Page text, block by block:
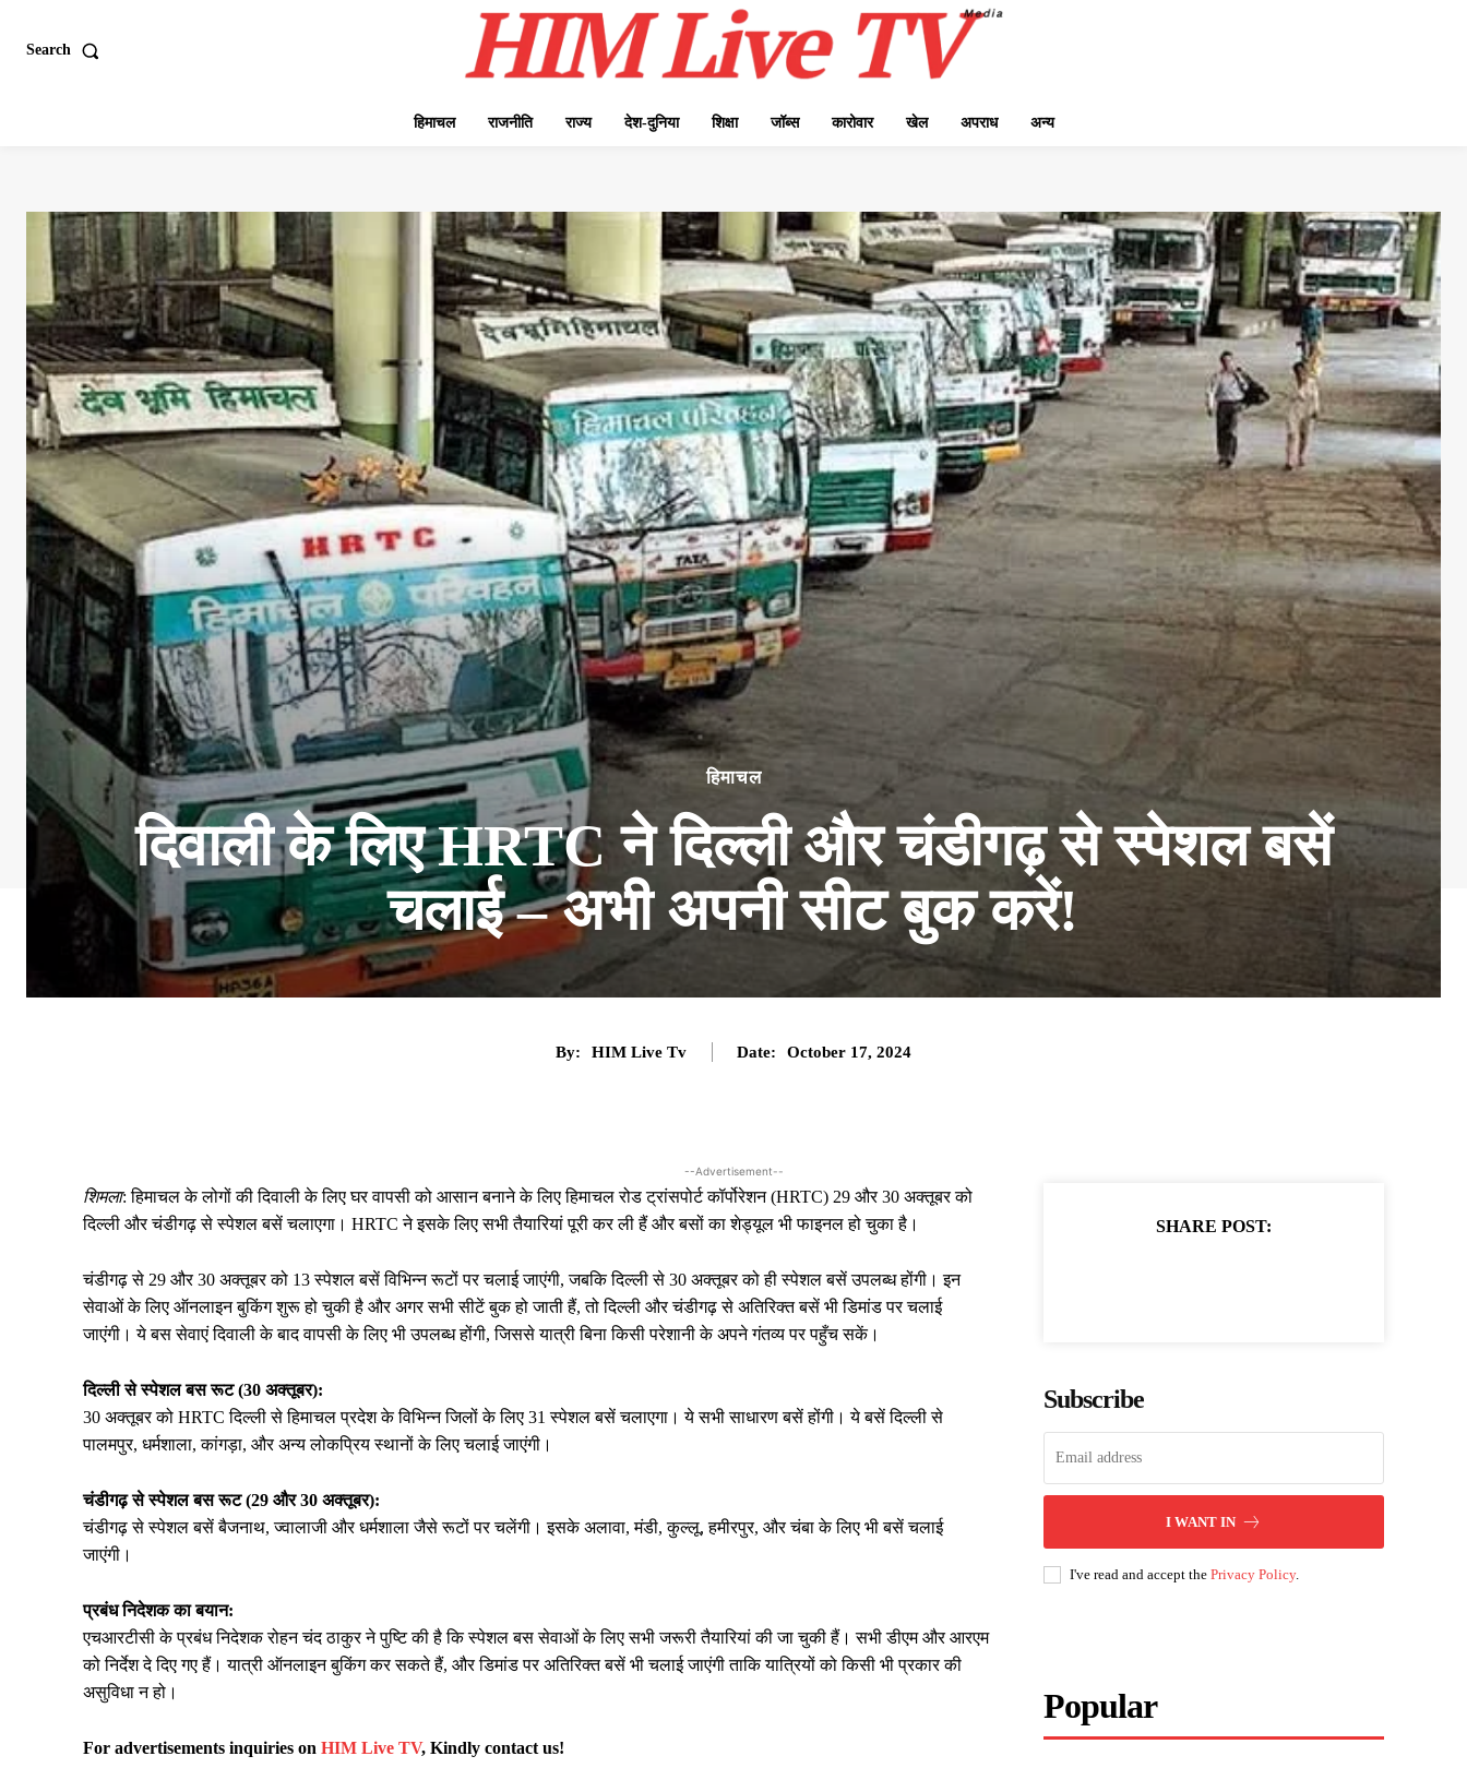
Search
हिमाचल राजनीति राज्य देश-दुनिया शिक्षा जॉब्स कारोवार खेल अपराध अन्य
हिमाचल
दिवाली के लिए HRTC ने दिल्ली और चंडीगढ़ से स्पेशल बसें
चलाई – अभी अपनी सीट बुक करें!
By: HIM Live Tv Date: October 17, 2024
--Advertisement--
शिमला: हिमाचल के लोगों की दिवाली के लिए घर वापसी को आसान बनाने के लिए हिमाचल रोड ट्रांसपोर्ट कॉर्पोरेशन (HRTC) 29 और 30 अक्तूबर को
दिल्ली और चंडीगढ़ से स्पेशल बसें चलाएगा। HRTC ने इसके लिए सभी तैयारियां पूरी कर ली हैं और बसों का शेड्यूल भी फाइनल हो चुका है।
चंडीगढ़ से 29 और 30 अक्तूबर को 13 स्पेशल बसें विभिन्न रूटों पर चलाई जाएंगी, जबकि दिल्ली से 30 अक्तूबर को ही स्पेशल बसें उपलब्ध होंगी। इन
सेवाओं के लिए ऑनलाइन बुकिंग शुरू हो चुकी है और अगर सभी सीटें बुक हो जाती हैं, तो दिल्ली और चंडीगढ़ से अतिरिक्त बसें भी डिमांड पर चलाई
जाएंगी। ये बस सेवाएं दिवाली के बाद वापसी के लिए भी उपलब्ध होंगी, जिससे यात्री बिना किसी परेशानी के अपने गंतव्य पर पहुँच सकें।
दिल्ली से स्पेशल बस रूट (30 अक्तूबर):
30 अक्तूबर को HRTC दिल्ली से हिमाचल प्रदेश के विभिन्न जिलों के लिए 31 स्पेशल बसें चलाएगा। ये सभी साधारण बसें होंगी। ये बसें दिल्ली से
पालमपुर, धर्मशाला, कांगड़ा, और अन्य लोकप्रिय स्थानों के लिए चलाई जाएंगी।
चंडीगढ़ से स्पेशल बस रूट (29 और 30 अक्तूबर):
चंडीगढ़ से स्पेशल बसें बैजनाथ, ज्वालाजी और धर्मशाला जैसे रूटों पर चलेंगी। इसके अलावा, मंडी, कुल्लू, हमीरपुर, और चंबा के लिए भी बसें चलाई
जाएंगी।
प्रबंध निदेशक का बयान:
एचआरटीसी के प्रबंध निदेशक रोहन चंद ठाकुर ने पुष्टि की है कि स्पेशल बस सेवाओं के लिए सभी जरूरी तैयारियां की जा चुकी हैं। सभी डीएम और आरएम
को निर्देश दे दिए गए हैं। यात्री ऑनलाइन बुकिंग कर सकते हैं, और डिमांड पर अतिरिक्त बसें भी चलाई जाएंगी ताकि यात्रियों को किसी भी प्रकार की
असुविधा न हो।
For advertisements inquiries on HIM Live TV, Kindly contact us!
SHARE POST:
Subscribe
I WANT IN
I've read and accept thePrivacy Policy.
Popular